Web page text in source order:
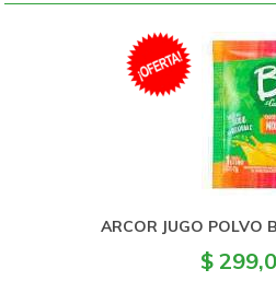
ARCOR JUGO POLVO
$